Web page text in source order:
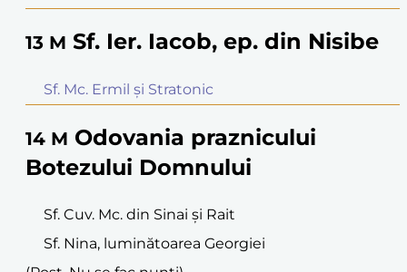
13 M Sf. Ier. Iacob, ep. din Nisibe
Sf. Mc. Ermil și Stratonic
14 M Odovania praznicului
Botezului Domnului
Sf. Cuv. Mc. din Sinai și Rait
Sf. Nina, luminătoarea Georgiei